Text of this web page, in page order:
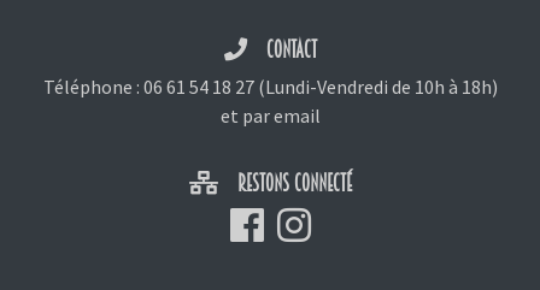
CONTACT
Téléphone : 06 61 54 18 27(Lundi-Vendredi de 10h à 18h)
et par email
RESTONS CONNECTÉ